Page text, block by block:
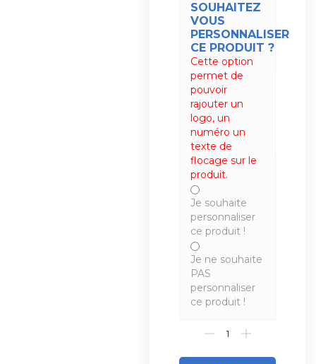
SOUHAITEZ
VOUS
PERSONNALISER
CE PRODUIT ?
Cette option
permet de
pouvoir
rajouter un
logo, un
numéro un
texte de
flocage sur le
produit.
Je souhaite
personnaliser
ce produit !
Je ne souhaite
PAS
personnaliser
ce produit !